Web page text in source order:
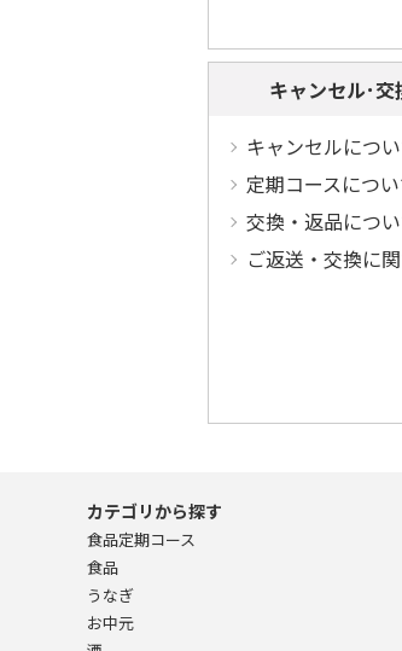
キャンセル･
キャンセルにつ
定期コースにつ
交換・返品につ
ご返送・交換に
カテゴリから探す
食品定期コース
食品
うなぎ
お中元